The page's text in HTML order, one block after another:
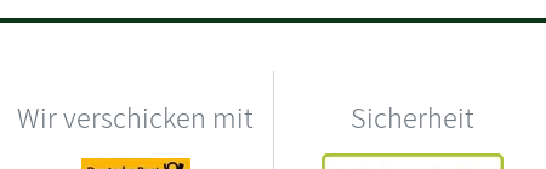
Wir verschicken mit Sicherheit